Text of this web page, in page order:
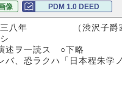
像 PDM 1.0 DEED
三八年 （渋沢子爵家
述ヲ一読ス ○下略
恐ラクハ「日本程朱学ノ